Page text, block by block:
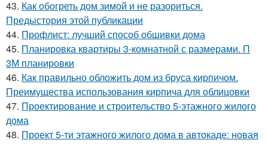
43. Как обогреть дом зимой и не разориться.
Предыстория этой публикации
44. Профлист: лучший способ обшивки дома
45. Планировка квартиры 3-комнатной с размерами. П
3М планировки
46. Как правильно обложить дом из бруса кирпичом.
Преимущества использования кирпича для облицовки
47. Проектирование и строительство 5-этажного жилого
дома
48. Проект 5-ти этажного жилого дома в автокаде: новая